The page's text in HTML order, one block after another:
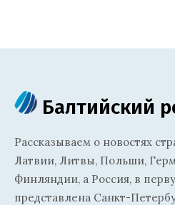
Балтийский
Рассказываем о новостях
Латвии, Литвы, Польши,
Финляндии, а Россия, в
представлена Санкт-